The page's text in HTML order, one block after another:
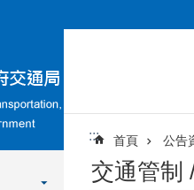
::: 首頁 公告
交通管制